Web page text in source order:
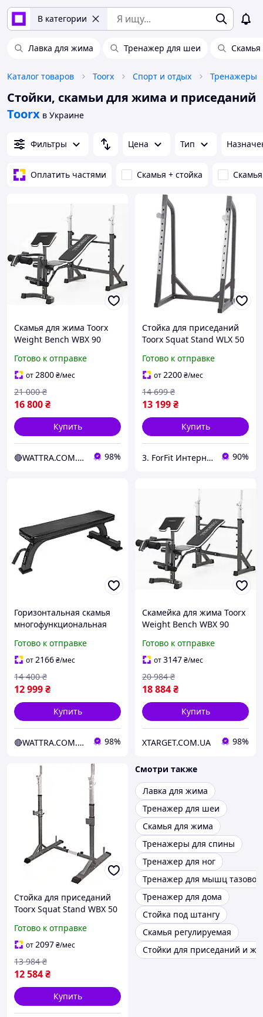
В категории
Лавка для жима Тренажер для шеи
Каталог товаров Toorx Спорт и отдых Тренажеры
Стойки, скамьи для жима и приседаний
Toorx в Украине
Фильтры Цена Тип
Оплатить частями Скамья + стойка Скамья
Скамья для жима Toorx
Weight Bench WBX 90
конструкция
Готово к отправке
от2800₴/мес
16 800₴
21 000 ₴
Купить
🔴WATTRA.COM.UA - дело техники... 98%
Стойка для приседаний
Toorx Squat Stand WLX 50
грузоподъемность: 200 кг
Готово к отправке
от2200₴/мес
13 199₴
14 699 ₴
Купить
3. ForFit Интернет-магазин спортивных товаров 90%
Горизонтальная скамья
многофункциональная
Flat Bench WBX 100
(8029975996189)
Готово к отправке
от2166₴/мес
12 999₴
14 400 ₴
Купить
🔴WATTRA.COM.UA - дело техники... 98%
Скамейка для жима Toorx
Weight Bench WBX 90
Готово к отправке
от3147₴/мес
18 884₴
20 984 ₴
Купить
XTARGET.COM.UA 98%
Стойка для приседаний
Toorx Squat Stand WBX 50
Готово к отправке
от2097₴/мес
12 584₴
13 984 ₴
Купить
Смотри также
Лавка для жима
Тренажер для шеи
Скамья для жима
Тренажеры для спины
Тренажер для ног
Тренажер для мышц
Тренажер для дома
Стойка под штангу
Скамья регулируемая
Стойки для приседаний и